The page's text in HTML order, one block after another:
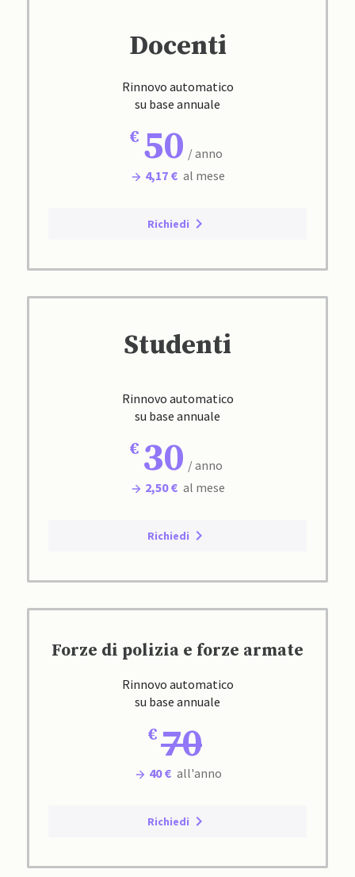
Docenti
Rinnovo automatico
su base annuale
50 / anno
4,17 € al mese
Richiedi
Studenti
Rinnovo automatico
su base annuale
30 / anno
2,50 € al mese
Richiedi
Forze di polizia e forze armate
Rinnovo automatico
su base annuale
70
40 € all'anno
Richiedi